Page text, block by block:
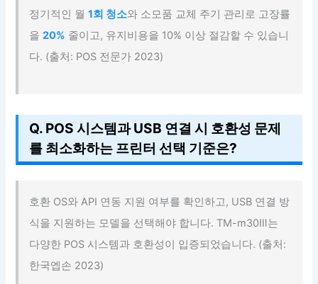
정기적인 월1회 청소와 소모품 교체 주기 관리로 고장률
을20% 줄이고, 유지비용을 10% 이상 절감할 수 있습니
다. (출처: POS 전문가 2023)
Q. POS 시스템과 USB 연결 시 호환성 문제
를 최소화하는 프린터 선택 기준은?
호환 OS와 API 연동 지원 여부를 확인하고, USB 연결 방
식을 지원하는 모델을 선택해야 합니다. TM-m30Ⅲ는
다양한 POS 시스템과 호환성이 입증되었습니다. (출처:
한국엡손 2023)